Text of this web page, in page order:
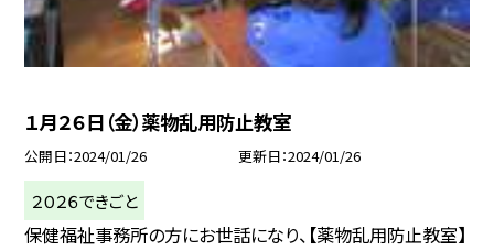
１月２６日（金）薬物乱用防止教室
公開日 2024/01/26 更新日 2024/01/26
２０２６できごと
保健福祉事務所の方にお世話になり、【薬物乱用防止教室】